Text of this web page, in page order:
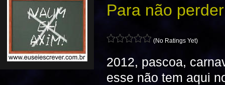
Para não
(No Ratings Yet)
2012, pascoa,
esse não tem aqui